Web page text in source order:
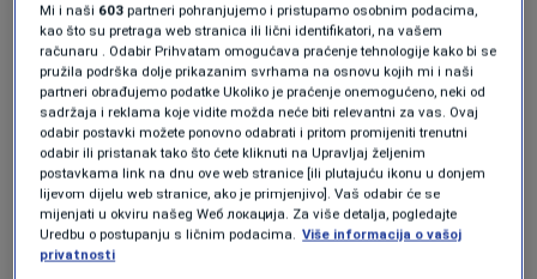
Kako se navodi u saopštenju MUP-a RS, A.B. je
otkriven zahvaljujući radu policijskih
službenika Uprave kriminalističke policije,
Jedinice za visokotehnološki kriminalitet
Ministarstva unutrašnjih poslova Republike
Srpske, a u okviru akcije "KUPA".
Mi i naši 603 partneri pohranjujemo i pristupamo osobnim podacima,
kao što su pretraga web stranica ili lični identifikatori, na vašem
računaru . Odabir Prihvatam omogućava praćenje tehnologije kako bi se
pružila podrška dolje prikazanim svrhama na osnovu kojih mi i naši
partneri obrađujemo podatke Ukoliko je praćenje onemogućeno, neki od
sadržaja i reklama koje vidite možda neće biti relevantni za vas. Ovaj
odabir postavki možete ponovno odabrati i pritom promijeniti trenutni
odabir ili pristanak tako što ćete kliknuti na Upravljaj željenim
postavkama link na dnu ove web stranice [ili plutajuću ikonu u donjem
lijevom dijelu web stranice, ako je primjenjivo]. Vaš odabir će se
mijenjati u okviru našeg Wеб локација. Za više detalja, pogledajte
Uredbu o postupanju s ličnim podacima. Više informacija o vašoj
privatnosti